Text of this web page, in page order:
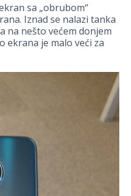
sa „obrubom“
Iznad se nalazi tanka
na nešto većem donjem
ekrana je malo veći za